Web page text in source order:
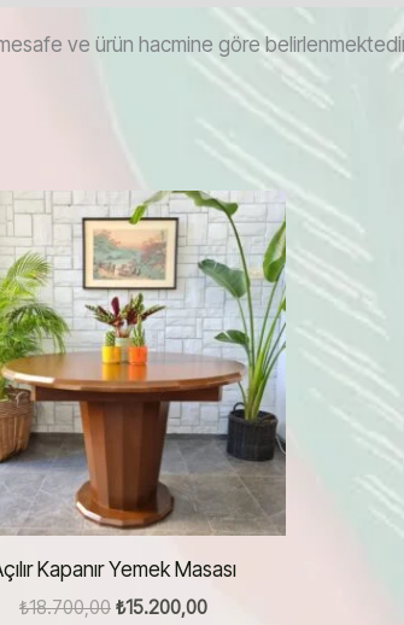
ve ürün hacmine göre
Kapanır Yemek Masası
₺18.700,00 Orijinal
₺15.200,00Şu